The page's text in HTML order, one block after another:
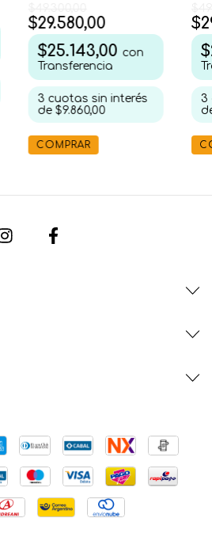
$29.580,00
$25.143,00 con
Transferencia
3 cuotas sin interés
de $9.860,00
COMPRAR
3